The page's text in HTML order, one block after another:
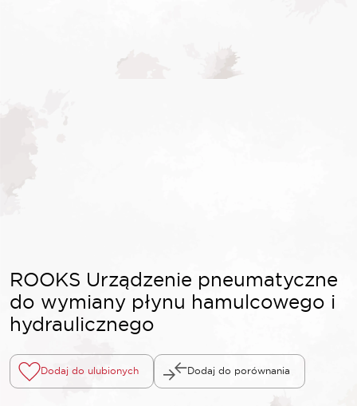
ROOKS Urządzenie pneumatyczne
do wymiany płynu hamulcowego i
hydraulicznego
Dodaj do ulubionych Dodaj do porównania